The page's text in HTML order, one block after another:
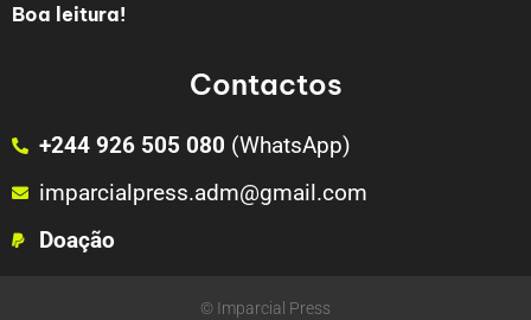
Boa leitura!
Contactos
+244 926 505 080 (WhatsApp)
imparcialpress.adm@gmail.com
Doação
© Imparcial Press